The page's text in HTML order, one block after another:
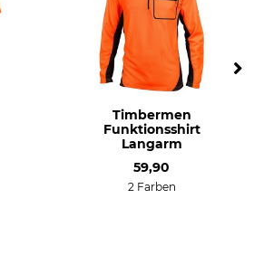
Timbermen
Funktionsshirt
Langarm
59,90
2 Farben